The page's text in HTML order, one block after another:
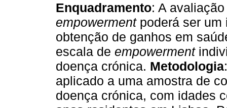
Enquadramento: A
empowermentpoderá ser um
obtenção de ganhos em
escala de empowerment
doença crónica. Metodologia
aplicado a uma amostra de
doença crónica, com idades